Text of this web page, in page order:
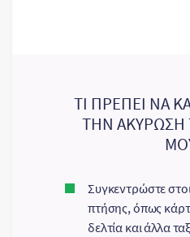
ΤΙ ΠΡΕΠΕΙ ΝΑ
ΤΗΝ
Συγκεντρώστε
πτήσης, όπως
δελτία και άλλα